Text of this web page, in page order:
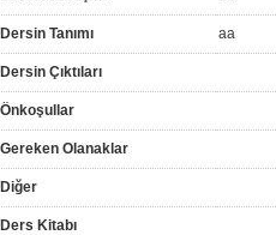
Dersin Tanımı aa
Dersin Çıktıları
Önkoşullar
Gereken Olanaklar
Diğer
Ders Kitabı